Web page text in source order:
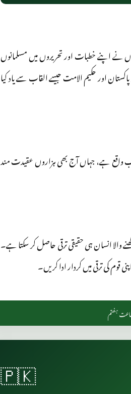
نے اپنے خطبات اور تحریروں میں مسلمانوں
اور حکیم الامت جیسے القاب سے یاد کیا
مسجد کے قریب واقع ہے، جہاں آج بھی ہزاروں عقیدت مند
والا انسان ہی حقیقی ترقی حاصل کر سکتا ہے۔
کی ترقی میں کردار ادا کریں۔
ہفتم
🇵🇰